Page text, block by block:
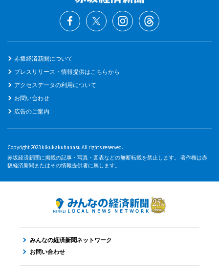
赤坂経済新聞について
プレスリリース・情報提供はこちらから
アクセスデータの利用について
お問い合わせ
広告のご案内
Copyright 2023 kikukakuhanasu All rights reserved.
赤坂経済新聞に掲載の記事・写真・図表などの無断転載を禁止します。 著作権は赤
坂経済新聞またはその情報提供者に属します。
みんなの経済新聞ネットワーク
お問い合わせ